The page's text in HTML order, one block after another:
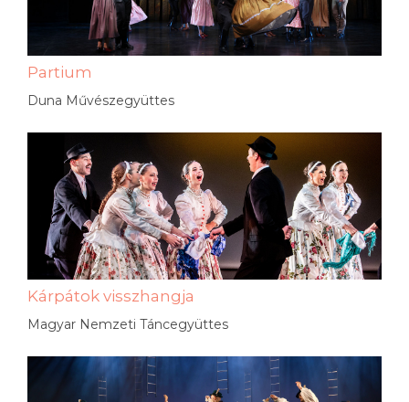
Partium
Duna Művészegyüttes
Kárpátok visszhangja
Magyar Nemzeti Táncegyüttes